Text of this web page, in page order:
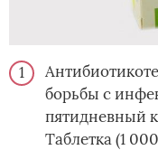
борьбы с
пятидневный
Таблетка (1